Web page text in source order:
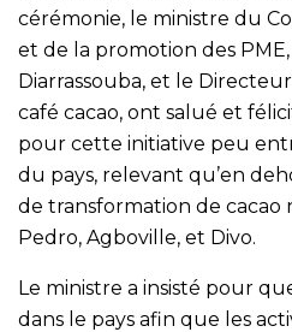
cérémonie, le ministre du
et de la promotion des
Diarrassouba, et le
café cacao, ont salué et
pour cette initiative peu
du pays, relevant qu’en
de transformation de cacao
Pedro, Agboville, et Divo.
Le ministre a insisté pour
dans le pays afin que les